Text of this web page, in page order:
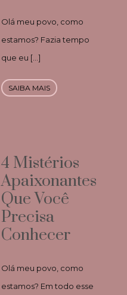
Olá meu povo, como
estamos? Fazia tempo
que eu […]
SAIBA MAIS
4 Mistérios
Apaixonantes
Que Você
Precisa
Conhecer
Olá meu povo, como
estamos? Em todo esse